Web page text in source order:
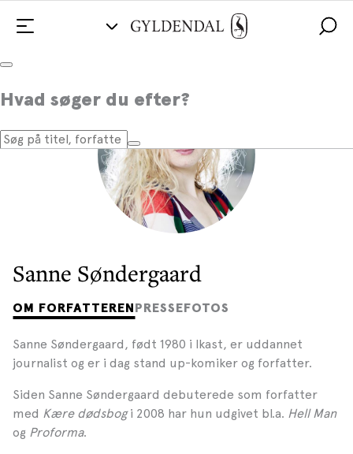
Hvad søger du efter?
Sanne Søndergaard
OM FORFATTERENPRESSEFOTOS
Sanne Søndergaard, født 1980 i Ikast, er uddannet
journalist og er i dag stand up-komiker og forfatter.
Siden Sanne Søndergaard debuterede som forfatter
med Kære dødsbogi 2008 har hun udgivet bl.a. Hell Man
og Proforma.